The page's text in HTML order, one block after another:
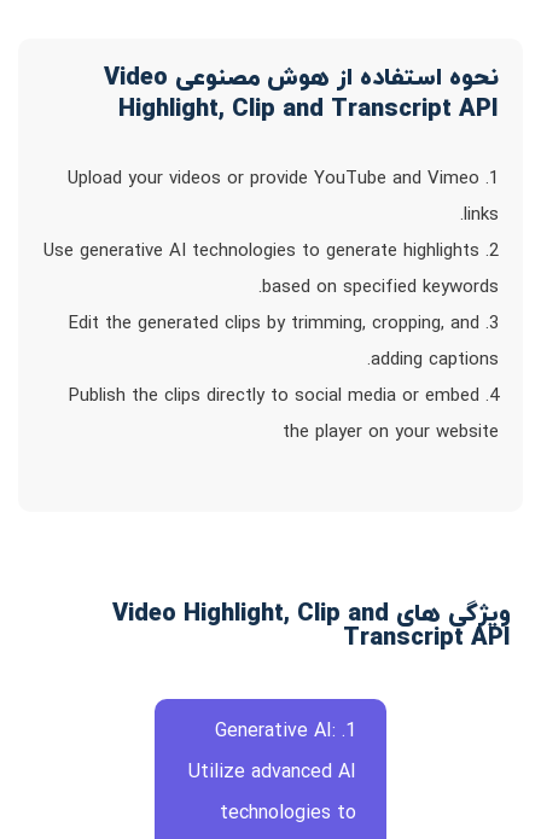
نحوه استفاده از هوش مصنوعی Video
Highlight, Clip and Transcript API
1. Upload your videos or provide YouTube and Vimeo
links.
2. Use generative AI technologies to generate highlights
based on specified keywords.
3. Edit the generated clips by trimming, cropping, and
adding captions.
4. Publish the clips directly to social media or embed
the player on your website
ویژگی های Video Highlight, Clip and
Transcript API
1. Generative AI:
Utilize advanced AI
technologies to